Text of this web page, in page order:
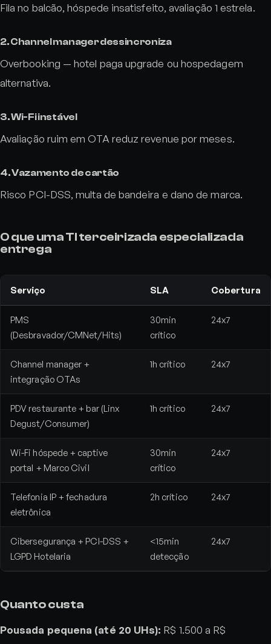
Fila no balcão, hóspede insatisfeito, avaliação 1 estrela.
2. Channel manager dessincroniza
Overbooking — hotel paga upgrade ou hospedagem
alternativa.
3. Wi-Fi instável
Avaliação ruim em OTA reduz revenue por meses.
4. Vazamento de cartão
Risco PCI-DSS, multa de bandeira e dano de marca.
O que uma TI terceirizada especializada
entrega
Serviço SLA Cobertura
PMS
(Desbravador/CMNet/Hits)
30min
crítico
24x7
Channel manager +
integração OTAs
1h crítico 24x7
PDV restaurante + bar (Linx
Degust/Consumer)
1h crítico 24x7
Wi-Fi hóspede + captive
portal + Marco Civil
30min
crítico
24x7
Telefonia IP + fechadura
eletrônica
2h crítico 24x7
Cibersegurança + PCI-DSS +
LGPD Hotelaria
<15min
detecção
24x7
Quanto custa
Pousada pequena (até 20 UHs): R$ 1.500 a R$